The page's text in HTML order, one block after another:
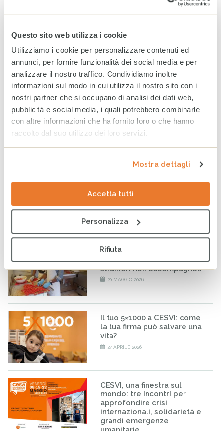
Questo sito web utilizza i cookie
Utilizziamo i cookie per personalizzare contenuti ed
annunci, per fornire funzionalità dei social media e per
analizzare il nostro traffico. Condividiamo inoltre
informazioni sul modo in cui utilizza il nostro sito con i
nostri partner che si occupano di analisi dei dati web,
pubblicità e social media, i quali potrebbero combinarle
con altre informazioni che ha fornito loro o che hanno
raccolto dal suo utilizzo dei loro servizi.
Mostra dettagli
Accetta tutti
Personalizza
Rifiuta
24 GIUGNO 2026
fatto per bene.
23 GIUGNO 2026
CESVI presenta a Roma la
settima edizione dell’Indice
maltrattamento e la cura
all’infanzia in Italia
CESVI a COOPERA 2026, la
conferenza dedicata alla
RISE-UP: al via il percorso
formativo per minori
stranieri non accompagnati
20 MAGGIO 2026
Il tuo 5×1000 a CESVI: come
la tua firma può salvare una
vita?
27 APRILE 2026
CESVI, una finestra sul
mondo: tre incontri per
approfondire crisi
internazionali, solidarietà e
grandi emergenze